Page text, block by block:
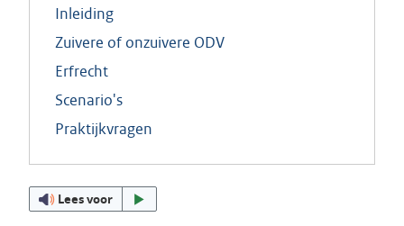
Inleiding
Zuivere of onzuivere ODV
Erfrecht
Scenario's
Praktijkvragen
Lees voor